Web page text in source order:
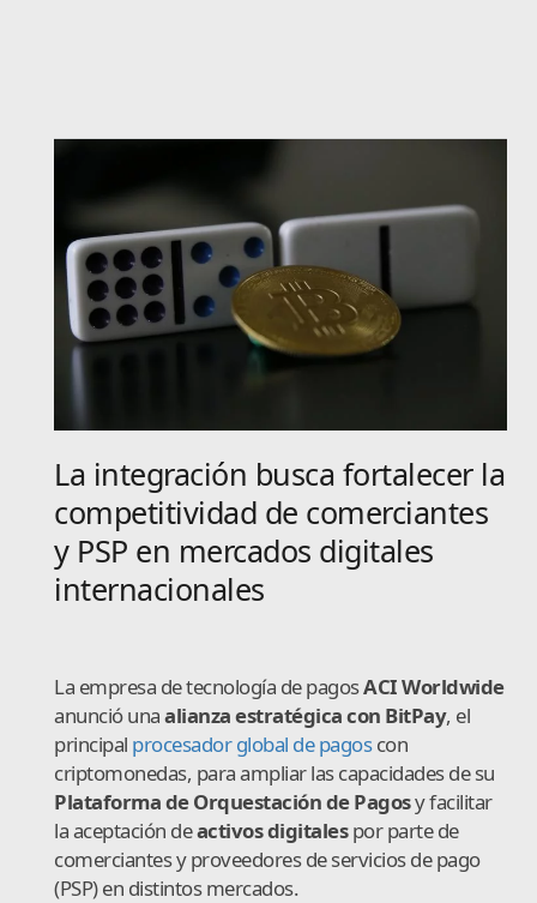
La integración busca fortalecer la
competitividad de comerciantes
y PSP en mercados digitales
internacionales
La empresa de tecnología de pagosACI Worldwide
anunció unaalianza estratégica con BitPay, el
principal procesador global de pagoscon
criptomonedas, para ampliar las capacidades de su
Plataforma de Orquestación de Pagosy facilitar
la aceptación deactivos digitalespor parte de
comerciantes y proveedores de servicios de pago
(PSP) en distintos mercados.